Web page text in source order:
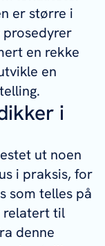
er større i
prosedyrer
en rekke
en
i
ut noen
i praksis, for
som telles på
relatert til
denne